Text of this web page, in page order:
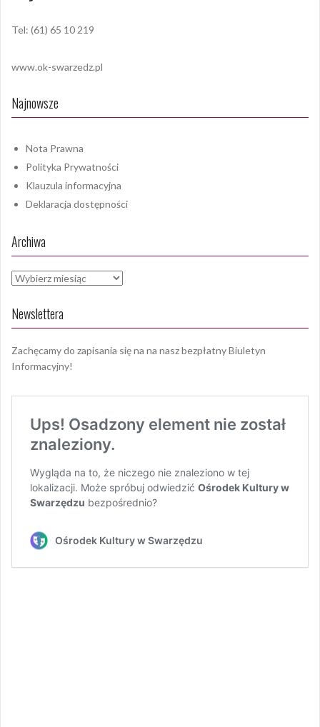
Tel: (61) 65 10 219
www.ok-swarzedz.pl
Najnowsze
Nota Prawna
Polityka Prywatności
Klauzula informacyjna
Deklaracja dostępności
Archiwa
Archiwa
Newslettera
Zachęcamy do zapisania się na na nasz bezpłatny Biuletyn
Informacyjny!